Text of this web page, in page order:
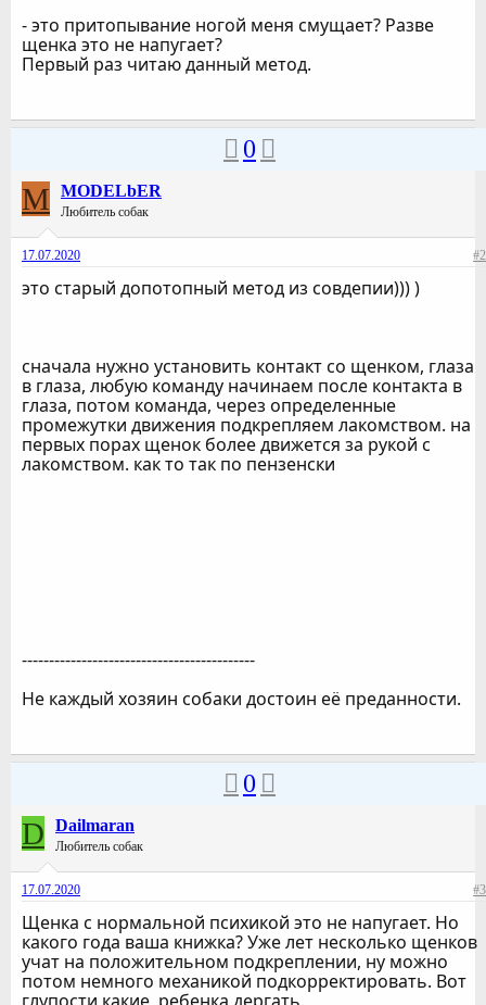
- это притопывание ногой меня смущает? Разве
щенка это не напугает?
Первый раз читаю данный метод.
0
M MODELbER
Любитель собак
17.07.2020 #2
это старый допотопный метод из совдепии))) )
сначала нужно установить контакт со щенком, глаза
в глаза, любую команду начинаем после контакта в
глаза, потом команда, через определенные
промежутки движения подкрепляем лакомством. на
первых порах щенок более движется за рукой с
лакомством. как то так по пензенски
-------------------------------------------
Не каждый хозяин собаки достоин её преданности.
0
D Dailmaran
Любитель собак
17.07.2020 #3
Щенка с нормальной психикой это не напугает. Но
какого года ваша книжка? Уже лет несколько щенков
учат на положительном подкреплении, ну можно
потом немного механикой подкорректировать. Вот